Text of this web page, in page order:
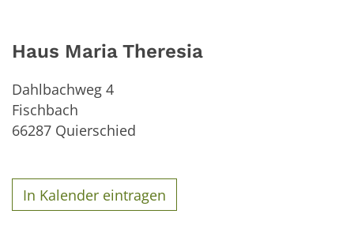
Haus Maria Theresia
Dahlbachweg 4
Fischbach
66287 Quierschied
In Kalender eintragen